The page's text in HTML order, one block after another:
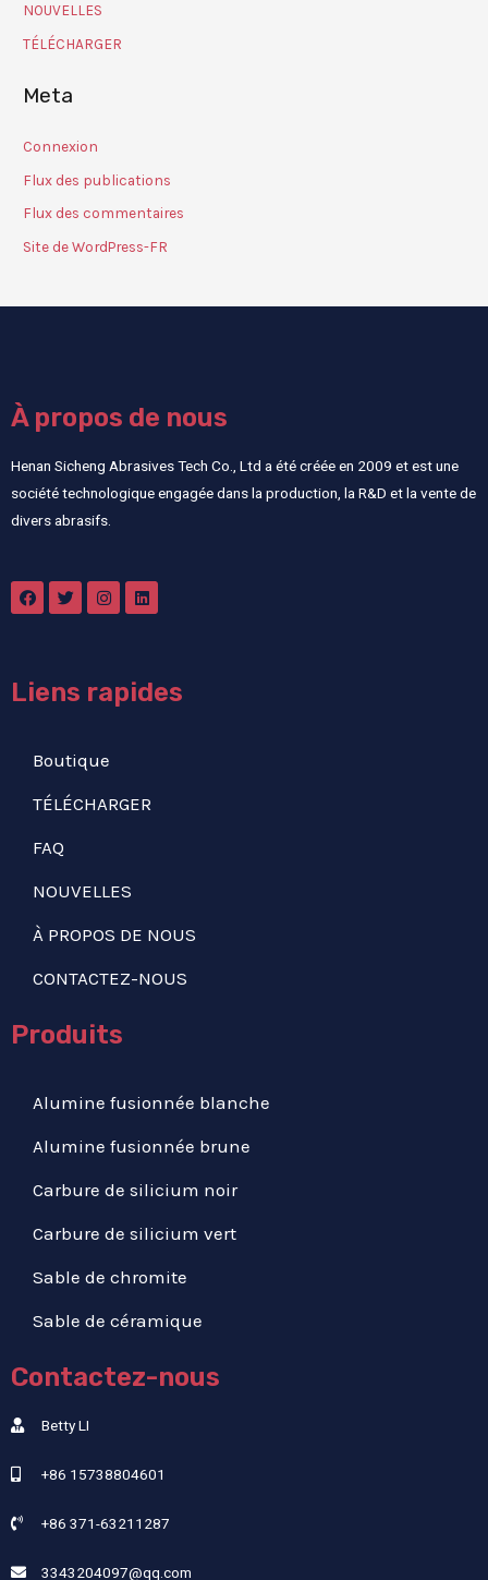
NOUVELLES
TÉLÉCHARGER
Meta
Connexion
Flux des publications
Flux des commentaires
Site de WordPress-FR
À propos de nous
Henan Sicheng Abrasives Tech Co., Ltd a été créée en 2009 et est une
société technologique engagée dans la production, la R&D et la vente de
divers abrasifs.
Liens rapides
Boutique
TÉLÉCHARGER
FAQ
NOUVELLES
À PROPOS DE NOUS
CONTACTEZ-NOUS
Produits
Alumine fusionnée blanche
Alumine fusionnée brune
Carbure de silicium noir
Carbure de silicium vert
Sable de chromite
Sable de céramique
Contactez-nous
Betty LI
+86 15738804601
+86 371-63211287
3343204097@qq.com